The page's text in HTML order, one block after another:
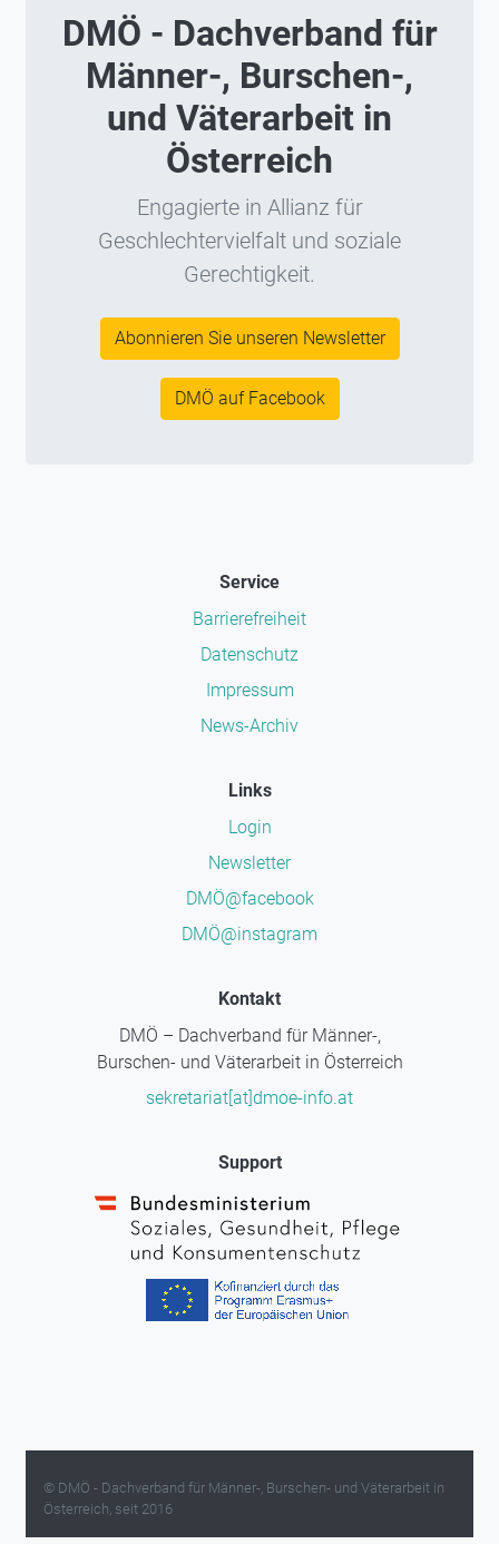
DMÖ - Dachverband für
Männer-, Burschen-,
und Väterarbeit in
Österreich
Engagierte in Allianz für
Geschlechtervielfalt und soziale
Gerechtigkeit.
Abonnieren Sie unseren Newsletter
DMÖ auf Facebook
Service
Barrierefreiheit
Datenschutz
Impressum
News-Archiv
Links
Login
Newsletter
DMÖ@facebook
DMÖ@instagram
Kontakt
DMÖ – Dachverband für Männer-,
Burschen- und Väterarbeit in Österreich
sekretariat[at]dmoe-info.at
Support
© DMÖ - Dachverband für Männer-, Burschen- und Väterarbeit in
Österreich, seit 2016